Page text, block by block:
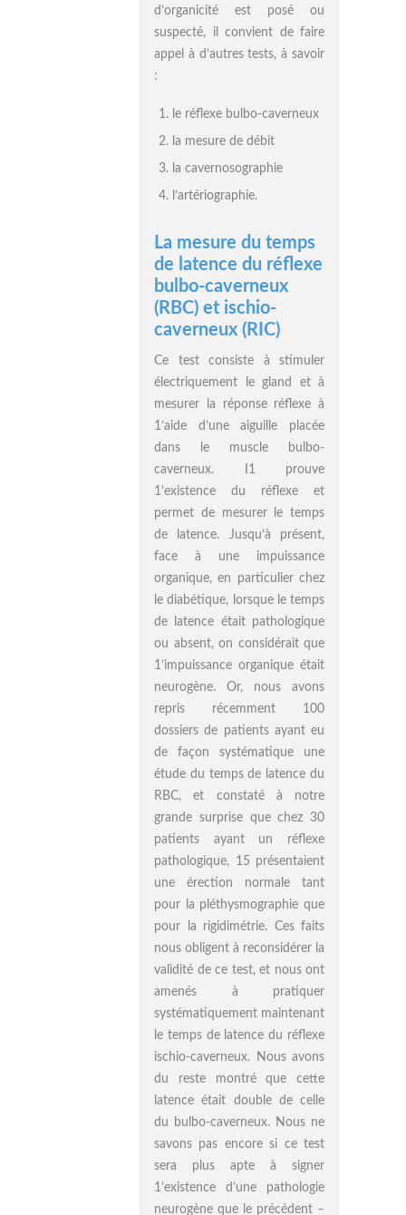
d’organicité est posé ou
suspecté, il convient de faire
appel à d’autres tests, à savoir
:
le réflexe bulbo-caverneux
la mesure de débit
la cavernosographie
l’artériographie.
La mesure du temps
de latence du réflexe
bulbo-caverneux
(RBC) et ischio-
caverneux (RIC)
Ce test consiste à stimuler
électriquement le gland et à
mesurer la réponse réflexe à
1’aide d’une aiguille placée
dans le muscle bulbo-
caverneux. I1 prouve
1’existence du réflexe et
permet de mesurer le temps
de latence. Jusqu’à présent,
face à une impuissance
organique, en particulier chez
le diabétique, lorsque le temps
de latence était pathologique
ou absent, on considérait que
1’impuissance organique était
neurogène. Or, nous avons
repris récemment 100
dossiers de patients ayant eu
de façon systématique une
étude du temps de latence du
RBC, et constaté à notre
grande surprise que chez 30
patients ayant un réflexe
pathologique, 15 présentaient
une érection normale tant
pour la pléthysmographie que
pour la rigidimétrie. Ces faits
nous obligent à reconsidérer la
validité de ce test, et nous ont
amenés à pratiquer
systématiquement maintenant
le temps de latence du réflexe
ischio-caverneux. Nous avons
du reste montré que cette
latence était double de celle
du bulbo-caverneux. Nous ne
savons pas encore si ce test
sera plus apte à signer
1’existence d’une pathologie
neurogène que le précédent –